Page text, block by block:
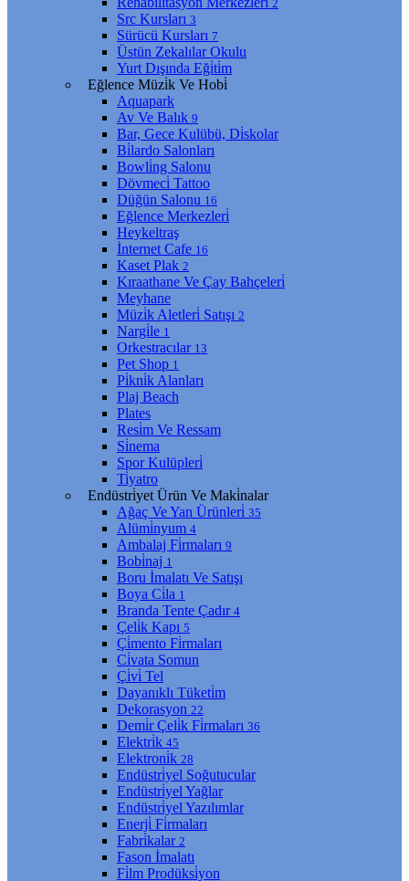
2
Src Kursları 3
Sürücü Kursları 7
Üstün Zekalılar Okulu
Yurt Dışında Eği̇ti̇m
Eğlence Müzi̇k Ve Hobi̇
Aquapark
Av Ve Balık 9
Bar, Gece Kulübü, Di̇skolar
Bi̇lardo Salonları
Bowli̇ng Salonu
Dövmeci̇ Tattoo
Düğün Salonu 16
Eğlence Merkezleri̇
Heykeltraş
İnternet Cafe 16
Kaset Plak 2
Kıraathane Ve Çay Bahçeleri̇
Meyhane
Müzi̇k Aletleri̇ Satışı 2
Nargi̇le 1
Orkestracılar 13
Pet Shop 1
Pi̇kni̇k Alanları
Plaj Beach
Plates
Resi̇m Ve Ressam
Si̇nema
Spor Kulüpleri̇
Ti̇yatro
Endüstri̇yet Ürün Ve Maki̇nalar
Ağaç Ve Yan Ürünleri̇ 35
Alümi̇nyum 4
Ambalaj Fi̇rmaları 9
Bobi̇naj 1
Boru İmalatı Ve Satışı
Boya Ci̇la 1
Branda Tente Çadır 4
Çeli̇k Kapı 5
Çi̇mento Fi̇rmaları
Ci̇vata Somun
Çi̇vi̇ Tel
Dayanıklı Tüketi̇m
Dekorasyon 22
Demi̇r Çeli̇k Fi̇rmaları 36
Elektri̇k 45
Elektroni̇k 28
Endüstri̇yel Soğutucular
Endüstri̇yel Yağlar
Endüstri̇yel Yazılımlar
Enerji̇ Fi̇rmaları
Fabri̇kalar 2
Fason İmalatı
Fi̇lm Prodüksi̇yon